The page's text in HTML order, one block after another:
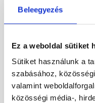
Beleegyezés
Ez a weboldal sütiket
Sütiket használunk a
szabásához,
valamint
közösségi média-,